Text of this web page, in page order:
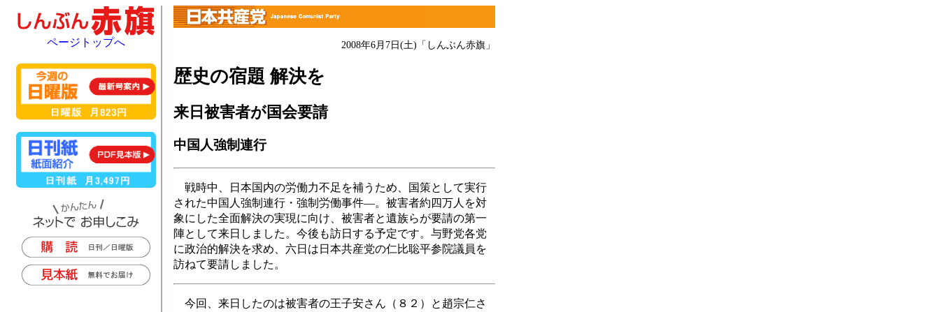
2008年6月7日(土) 「しんぶん赤旗」
歴史の宿題 解決を
来日被害者が国会要請
中国人強制連行
戦時中、日本国内の労働力不足を補うため、国策として実行
された中国人強制連行・強制労働事件―。被害者約四万人を対
象にした全面解決の実現に向け、被害者と遺族らが要請の第一
陣として来日しました。今後も訪日する予定です。与野党各党
に政治的解決を求め、六日は日本共産党の仁比聡平参院議員を
訪ねて要請しました。
今回、来日したのは被害者の王子安さん（８２）と趙宗仁さ
ページトップへ